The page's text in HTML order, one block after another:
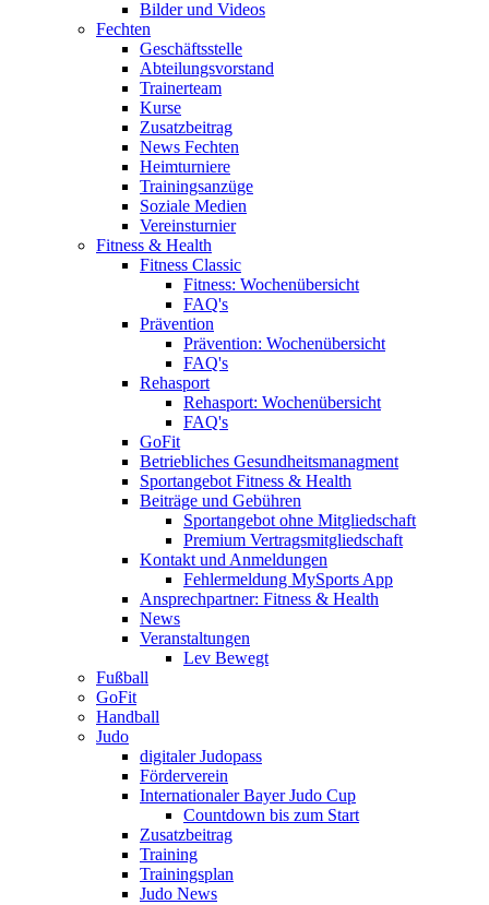
Bilder und Videos
Fechten
Geschäftsstelle
Abteilungsvorstand
Trainerteam
Kurse
Zusatzbeitrag
News Fechten
Heimturniere
Trainingsanzüge
Soziale Medien
Vereinsturnier
Fitness & Health
Fitness Classic
Fitness: Wochenübersicht
FAQ's
Prävention
Prävention: Wochenübersicht
FAQ's
Rehasport
Rehasport: Wochenübersicht
FAQ's
GoFit
Betriebliches Gesundheitsmanagment
Sportangebot Fitness & Health
Beiträge und Gebühren
Sportangebot ohne Mitgliedschaft
Premium Vertragsmitgliedschaft
Kontakt und Anmeldungen
Fehlermeldung MySports App
Ansprechpartner: Fitness & Health
News
Veranstaltungen
Lev Bewegt
Fußball
GoFit
Handball
Judo
digitaler Judopass
Förderverein
Internationaler Bayer Judo Cup
Countdown bis zum Start
Zusatzbeitrag
Training
Trainingsplan
Judo News